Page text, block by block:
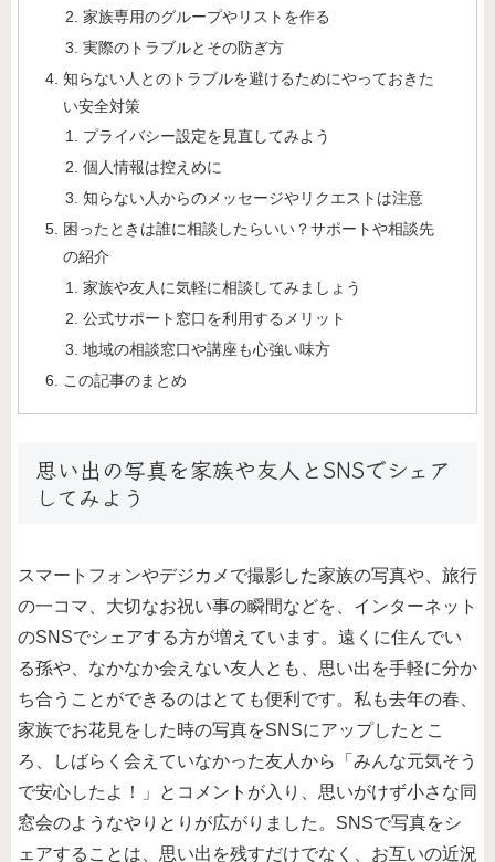
家族専用のグループやリストを作る
実際のトラブルとその防ぎ方
知らない人とのトラブルを避けるためにやっておきた
い安全対策
プライバシー設定を見直してみよう
個人情報は控えめに
知らない人からのメッセージやリクエストは注意
困ったときは誰に相談したらいい？サポートや相談先
の紹介
家族や友人に気軽に相談してみましょう
公式サポート窓口を利用するメリット
地域の相談窓口や講座も心強い味方
この記事のまとめ
思い出の写真を家族や友人とSNSでシェア
してみよう
スマートフォンやデジカメで撮影した家族の写真や、旅行
の一コマ、大切なお祝い事の瞬間などを、インターネット
のSNSでシェアする方が増えています。遠くに住んでい
る孫や、なかなか会えない友人とも、思い出を手軽に分か
ち合うことができるのはとても便利です。私も去年の春、
家族でお花見をした時の写真をSNSにアップしたとこ
ろ、しばらく会えていなかった友人から「みんな元気そう
で安心したよ！」とコメントが入り、思いがけず小さな同
窓会のようなやりとりが広がりました。SNSで写真をシ
ェアすることは、思い出を残すだけでなく、お互いの近況